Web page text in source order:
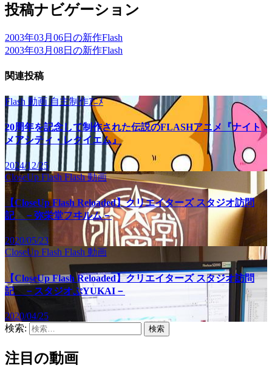
投稿ナビゲーション
2003年03月06日の新作Flash
2003年03月08日の新作Flash
関連投稿
Flash 動画自主制作ｱﾆﾒ
20周年を記念して制作された伝説のFLASHアニメ『ナイト
メアシティ・レクイエム』
2024/12/25
CloseUp FlashFlash動画
【CloseUp Flash Reloaded】クリエイターズ スタジオ訪問
記 －弥栄堂フヰルム－
2020/05/23
CloseUp Flash Flash 動画
【CloseUp Flash Reloaded】クリエイターズ スタジオ訪問
記 －スタジオぷYUKAI－
2020/04/25
検索:
注目の動画